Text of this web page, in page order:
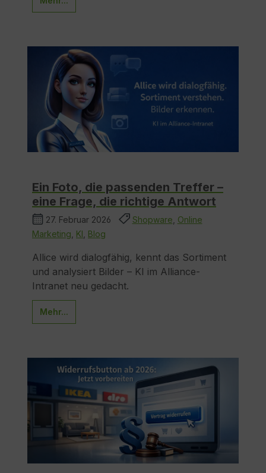
Ein Foto, die passenden Treffer –
eine Frage, die richtige Antwort
27. Februar 2026 Shopware Online
Marketing KI Blog
Allice wird dialogfähig, kennt das Sortiment
und analysiert Bilder – KI im Alliance-
Intranet neu gedacht.
Mehr...